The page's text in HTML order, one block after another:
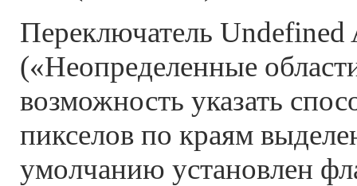
Переключатель Undefined
(«Неопределенные
возможность указать
пикселов по краям
умолчанию установлен